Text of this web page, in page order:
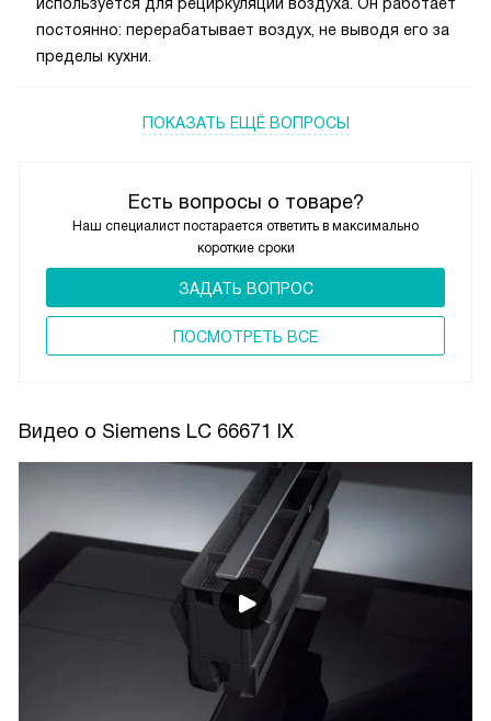
Есть вопросы о товаре?
Наш специалист постарается ответить в максимально
короткие сроки
ЗАДАТЬ ВОПРОС
ПОCМОТРЕТЬ ВСЕ
используется для рециркуляции воздуха. Он работает
постоянно: перерабатывает воздух, не выводя его за
пределы кухни.
ПОКАЗАТЬ ЕЩЁ ВОПРОСЫ
Видео о Siemens LC 66671 IX